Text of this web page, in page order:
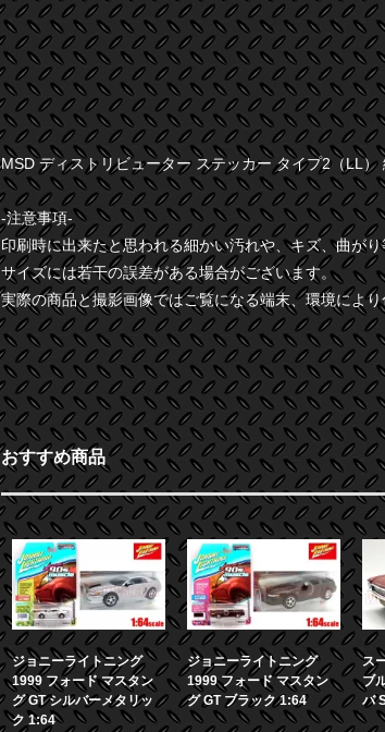
MSD ディストリビューター ステッカー タイプ2（LL
-注意事項-
印刷時に出来たと思われる細かい汚れや、キズ、曲が
サイズには若干の誤差がある場合がございます。
実際の商品と撮影画像ではご覧になる端末、環境によ
おすすめ商品
ジョニーライトニング
1999 フォード マスタン
グ GT シルバーメタリッ
ク 1:64
ジョニーライトニング
1999 フォード マスタン
グ GT ブラック 1:64
ス
ブ
バ